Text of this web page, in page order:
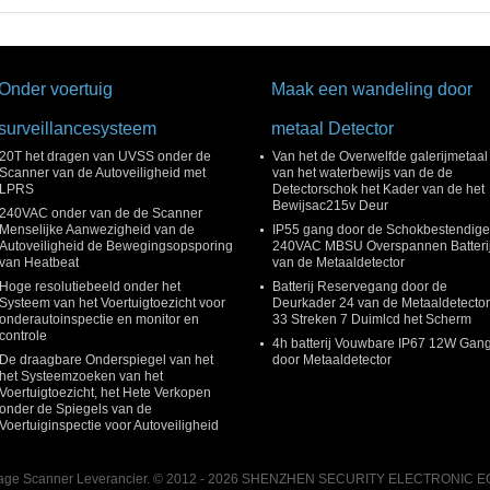
12 Months After
voertuig
20T het dragen van UVSS onder de
Scanner van de Autoveiligheid met
LPRS
240VAC onder van de de Scanner
Menselijke Aanwezigheid van de
Autoveiligheid de Bewegingsopsporing
van Heatbeat
Hoge resolutiebeeld onder het
Systeem van het Voertuigtoezicht voor
onderautoinspectie en monitor en
controle
De draagbare Onderspiegel van het
het Systeemzoeken van het
Voertuigtoezicht, het Hete Verkopen
onder de Spiegels van de
Voertuiginspectie voor Autoveiligheid
Maak een wandeling door
metaal Detector
Van het de Overwelfde galerijmetaal
van het waterbewijs van de de
Detectorschok het Kader van de het
Bewijsac215v Deur
IP55 gang door de Schokbestendige
240VAC MBSU Overspannen Batterij
van de Metaaldetector
Batterij Reservegang door de
Deurkader 24 van de Metaaldetector
33 Streken 7 Duimlcd het Scherm
4h batterij Vouwbare IP67 12W Gang
door Metaaldetector
Scanner Leverancier. © 2012 - 2026 SHENZHEN SECURITY ELECTRONIC